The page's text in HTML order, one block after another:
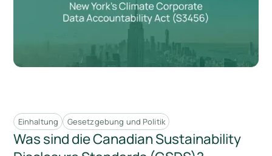
Einhaltung Gesetzgebung und Politik
Was sind die Canadian Sustainability